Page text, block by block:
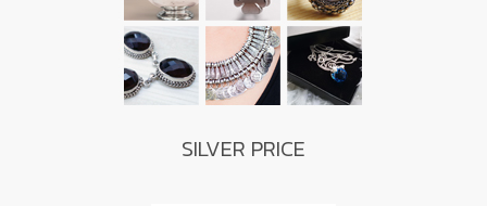
SILVER PRICE